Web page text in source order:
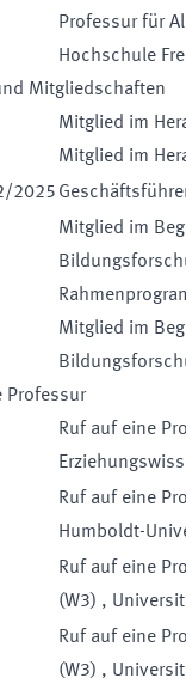
Professur für
Hochschule
Mitgliedschaften
Mitglied im
Mitglied im
/2025
Mitglied im
Mitglied im
Professur
Ruf auf eine
Ruf auf eine
Humboldt-
Ruf auf eine
(W3) ,
Ruf auf eine
(W3) ,